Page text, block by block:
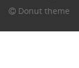
Donut theme